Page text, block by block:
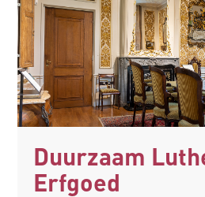
Duurzaam
Erfgoed